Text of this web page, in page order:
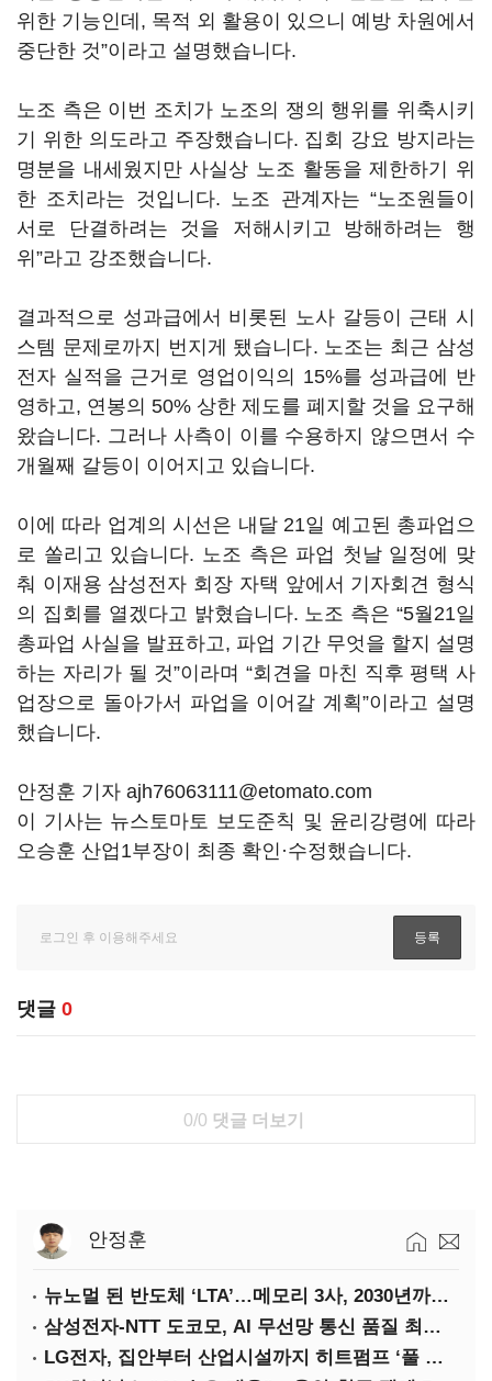
위한 기능인데, 목적 외 활용이 있으니 예방 차원에서
중단한 것”이라고 설명했습니다.
노조 측은 이번 조치가 노조의 쟁의 행위를 위축시키
기 위한 의도라고 주장했습니다. 집회 강요 방지라는
명분을 내세웠지만 사실상 노조 활동을 제한하기 위
한 조치라는 것입니다. 노조 관계자는 “노조원들이
서로 단결하려는 것을 저해시키고 방해하려는 행
위”라고 강조했습니다.
결과적으로 성과급에서 비롯된 노사 갈등이 근태 시
스템 문제로까지 번지게 됐습니다. 노조는 최근 삼성
전자 실적을 근거로 영업이익의 15%를 성과급에 반
영하고, 연봉의 50% 상한 제도를 폐지할 것을 요구해
왔습니다. 그러나 사측이 이를 수용하지 않으면서 수
개월째 갈등이 이어지고 있습니다.
이에 따라 업계의 시선은 내달 21일 예고된 총파업으
로 쏠리고 있습니다. 노조 측은 파업 첫날 일정에 맞
춰 이재용 삼성전자 회장 자택 앞에서 기자회견 형식
의 집회를 열겠다고 밝혔습니다. 노조 측은 “5월21일
총파업 사실을 발표하고, 파업 기간 무엇을 할지 설명
하는 자리가 될 것”이라며 “회견을 마친 직후 평택 사
업장으로 돌아가서 파업을 이어갈 계획”이라고 설명
했습니다.
안정훈 기자 ajh76063111@etomato.com
이 기사는 뉴스토마토 보도준칙 및 윤리강령에 따라
오승훈 산업1부장이 최종 확인·수정했습니다.
댓글 0
0/0 댓글 더보기
안정훈
뉴노멀 된 반도체 ‘LTA’…메모리 3사, 2030년까지 54조 선불 계약
삼성전자-NTT 도코모, AI 무선망 통신 품질 최적화 기술 검증
LG전자, 집안부터 산업시설까지 히트펌프 ‘풀 라인업’ 강화